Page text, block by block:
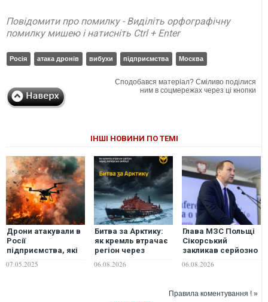
Повідомити про помилку - Виділіть орфографічну
помилку мишею і натисніть Ctrl + Enter
Росія атака дронів вибухи підприємства Москва
Сподобався матеріал? Сміливо поділися
ним в соцмережах через ці кнопки
ІНШІ НОВИНИ ПО ТЕМІ
Дрони атакували в
Росії
підприємства, які
а також авіабазу.
07.05.2025
Битва за Арктику:
як кремль втрачає
регіон через
ГУР
06.08.2026
Глава МЗС Польщі
Сікорський
закликав серйозно
перехоплення
України
06.08.2026
Правила коментування ! »